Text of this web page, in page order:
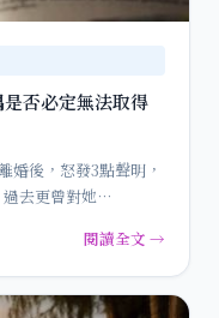
否必定無法取得
後，怒發3點聲明，
過去更曾對她…
閱讀全文 →